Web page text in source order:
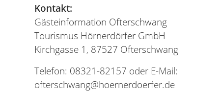
Kontakt:
Gästeinformation Ofterschwang
Tourismus Hörnerdörfer GmbH
Kirchgasse 1, 87527 Ofterschwang
Telefon: 08321-82157 oder E-Mail:
ofterschwang@hoernerdoerfer.de